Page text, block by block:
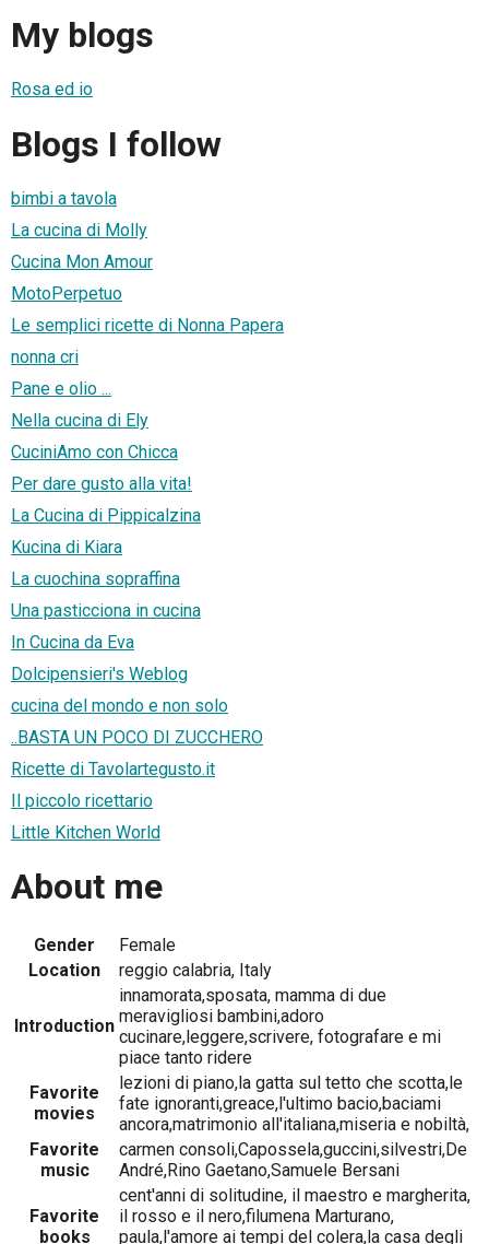
My blogs
Rosa ed io
Blogs I follow
bimbi a tavola
La cucina di Molly
Cucina Mon Amour
MotoPerpetuo
Le semplici ricette di Nonna Papera
nonna cri
Pane e olio ...
Nella cucina di Ely
CuciniAmo con Chicca
Per dare gusto alla vita!
La Cucina di Pippicalzina
Kucina di Kiara
La cuochina sopraffina
Una pasticciona in cucina
In Cucina da Eva
Dolcipensieri's Weblog
cucina del mondo e non solo
..BASTA UN POCO DI ZUCCHERO
Ricette di Tavolartegusto.it
Il piccolo ricettario
Little Kitchen World
About me
Gender
Female
Location
reggio calabria, Italy
Introduction
innamorata,sposata, mamma di due
meravigliosi bambini,adoro
cucinare,leggere,scrivere, fotografare e mi
piace tanto ridere
Favorite
movies
lezioni di piano,la gatta sul tetto che scotta,le
fate ignoranti,greace,l'ultimo bacio,baciami
ancora,matrimonio all'italiana,miseria e nobiltà,
Favorite
music
carmen consoli,Capossela,guccini,silvestri,De
André,Rino Gaetano,Samuele Bersani
Favorite
books
cent'anni di solitudine, il maestro e margherita,
il rosso e il nero,filumena Marturano,
paula,l'amore ai tempi del colera,la casa degli